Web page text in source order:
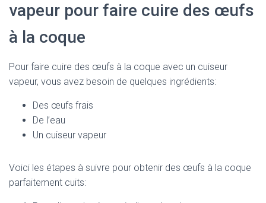
vapeur pour faire cuire des œufs
à la coque
Pour faire cuire des œufs à la coque avec un cuiseur
vapeur, vous avez besoin de quelques ingrédients:
Des œufs frais
De l’eau
Un cuiseur vapeur
Voici les étapes à suivre pour obtenir des œufs à la coque
parfaitement cuits: